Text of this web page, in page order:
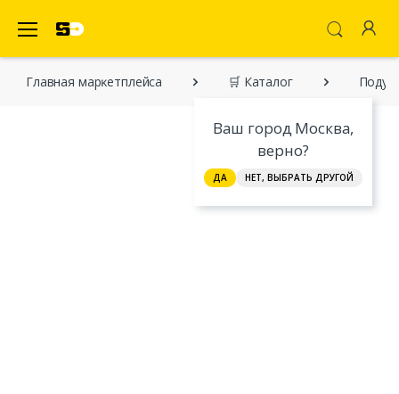
Ваш город Москва,
верно?
ДА НЕТ, ВЫБРАТЬ ДРУГОЙ
Главная марĸетплейса 🛒 Каталог